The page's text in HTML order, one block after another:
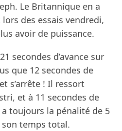
Le Britannique en a
des essais vendredi,
avoir de puissance.
secondes d’avance sur
que 12 secondes de
s’arrête ! Il ressort
et à 11 secondes de
toujours la pénalité de 5
son temps total.